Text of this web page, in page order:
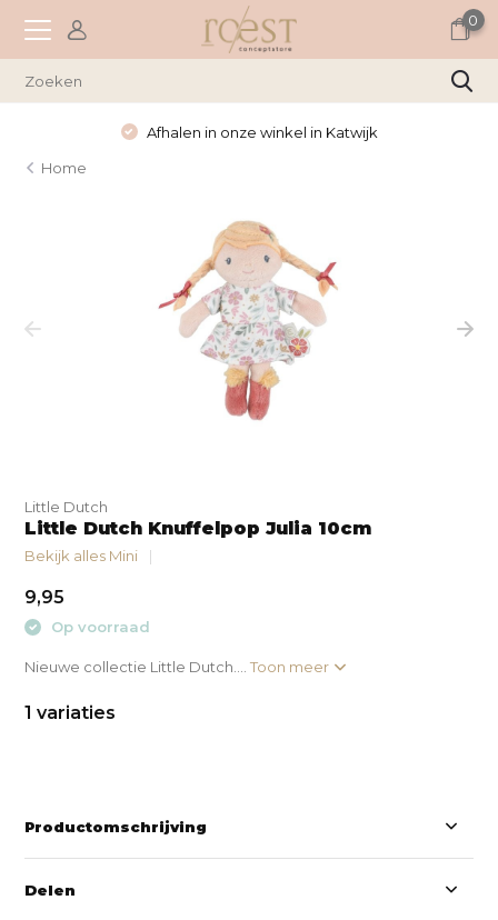
0
Afhalen in onze winkel in Katwijk
Home
Little Dutch
Little Dutch Knuffelpop Julia 10cm
Bekijk alles Mini
9,95
Op voorraad
Nieuwe collectie Little Dutch....Toon meer
1 variaties
Productomschrijving
Delen